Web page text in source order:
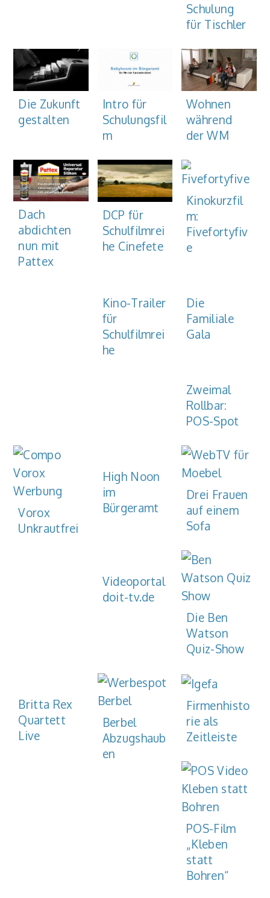
Schulung
für Tischler
Die Zukunft
gestalten
Intro für
Schulungsfil
m
Wohnen
während
der WM
Dach
abdichten
nun mit
Pattex
DCP für
Schulfilmrei
he Cinefete
Kinokurzfil
m:
Fivefortyfiv
e
Kino-Trailer
für
Schulfilmrei
he
Die
Familiale
Gala
Zweimal
Rollbar:
POS-Spot
Vorox
Unkrautfrei
High Noon
im
Bürgeramt
Drei Frauen
auf einem
Sofa
Videoportal
doit-tv.de
Die Ben
Watson
Quiz-Show
Britta Rex
Quartett
Live
Berbel
Abzugshaub
en
Firmenhisto
rie als
Zeitleiste
POS-Film
„Kleben
statt
Bohren“